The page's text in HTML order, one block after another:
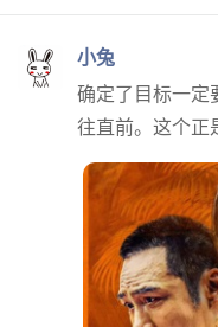
小兔
确定了目标一定
往直前。这个正